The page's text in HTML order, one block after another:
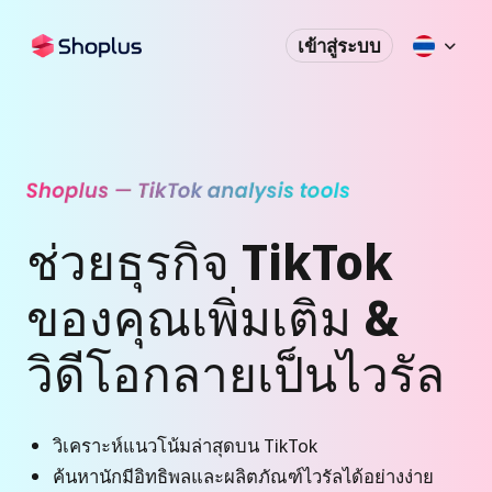
เข้าสู่ระบบ
ช่วยธุรกิจ TikTok
ของคุณเพิ่มเติม &
วิดีโอกลายเป็นไวรัล
วิเคราะห์แนวโน้มล่าสุดบน TikTok
ค้นหานักมีอิทธิพลและผลิตภัณฑ์ไวรัลได้อย่างง่าย